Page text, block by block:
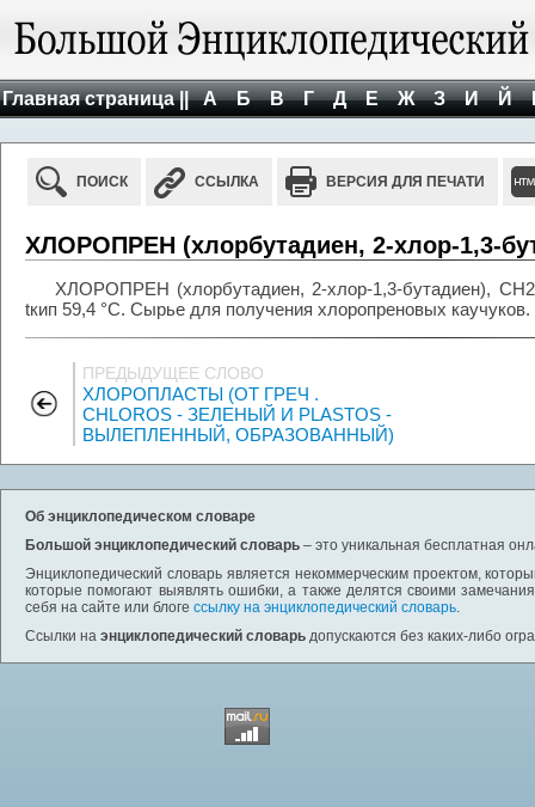
Главная страница || А Б В Г Д Е Ж З И Й
ПОИСК ССЫЛКА ВЕРСИЯ ДЛЯ ПЕЧАТИ
ХЛОРОПРЕН (хлорбутадиен, 2-хлор-1,3-
ХЛОРОПРЕН (хлорбутадиен, 2-хлор-1,3-бутадиен),
tкип 59,4 °С. Сырье для получения хлоропреновых каучуков.
ПРЕДЫДУЩЕЕ СЛОВО
ХЛОРОПЛАСТЫ (ОТ ГРЕЧ .
CHLOROS - ЗЕЛЕНЫЙ И PLASTOS -
ВЫЛЕПЛЕННЫЙ, ОБРАЗОВАННЫЙ)
Об энциклопедическом словаре
Большой энциклопедический словарь – это уникальная бесплатная
Энциклопедический словарь является некоммерческим проектом,
которые помогают выявлять ошибки, а также делятся своими
себя на сайте или блоге ссылку на энциклопедический словарь.
Ссылки на энциклопедический словарь допускаются без каких-либо